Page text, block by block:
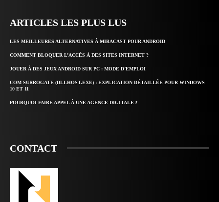
ARTICLES LES PLUS LUS
LES MEILLEURES ALTERNATIVES À MIRACAST POUR ANDROID
COMMENT BLOQUER L’ACCÈS À DES SITES INTERNET ?
JOUER À DES JEUX ANDROID SUR PC : MODE D’EMPLOI
COM SURROGATE (DLLHOST.EXE) : EXPLICATION DÉTAILLÉE POUR WINDOWS
10 ET 11
POURQUOI FAIRE APPEL À UNE AGENCE DIGITALE ?
CONTACT